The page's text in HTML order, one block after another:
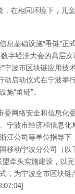
，在相同环境下，儿
息基础设施“甬链”正
字经济大会的高层
波市区块链应用技
动启动仪式在宁波举
“甬链”。
委网络安全和信息化
宁波市经济和信息化
江公司等单位指导下
动宁波分公司（以
盟牵头实施建设，以
，为宁波全市区块链